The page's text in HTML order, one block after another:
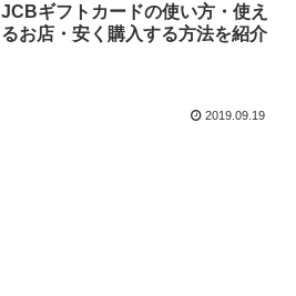
JCBギフトカードの使い方・使え
るお店・安く購入する方法を紹介
2019.09.19